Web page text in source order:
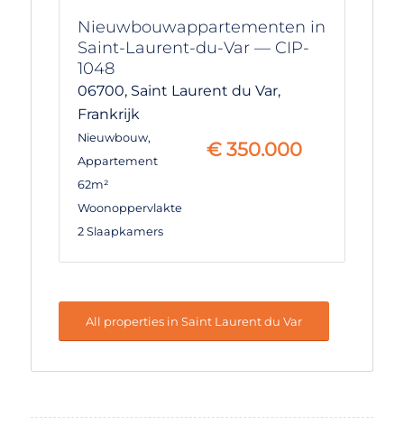
Nieuwbouwappartementen in
Saint-Laurent-du-Var — CIP-
1048
06700, Saint Laurent du Var,
Frankrijk
Nieuwbouw,
Appartement
62m²
Woonoppervlakte
2 Slaapkamers
€ 350.000
All properties in Saint Laurent du Var